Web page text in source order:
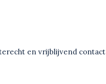
en vrijblijvend contact